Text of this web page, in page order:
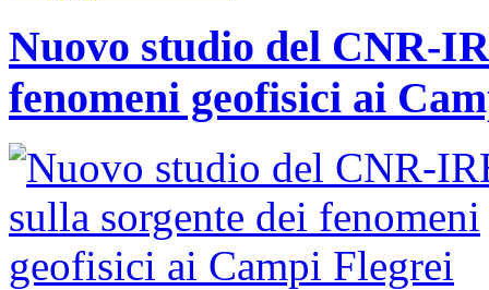
Nuovo studio del CNR-
fenomeni geofisici ai